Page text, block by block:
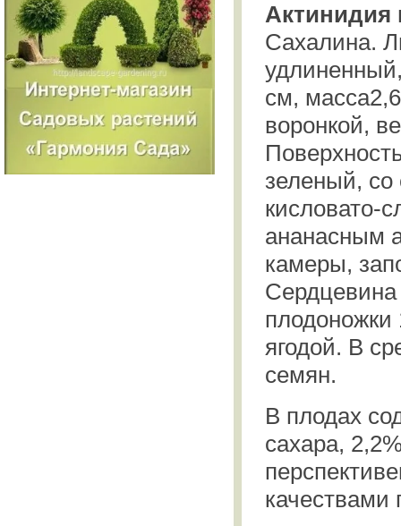
Актинидия
Сахалина.
см,
воронкой,
зеленый,
кисловато-
ананасным
камеры,
плодоножки
ягодой. В
семян.
В плодах
сахара,
качествами